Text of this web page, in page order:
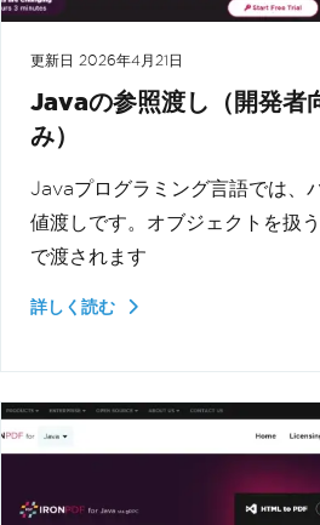
更新日 2026年4月21日
Javaの参照渡し（開発者
み）
Javaプログラミング言語では、
値渡しです。オブジェクトを扱
で渡されます
詳しく読む